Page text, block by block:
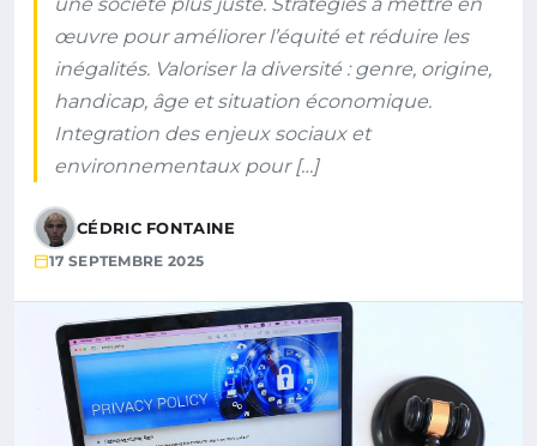
œuvre pour améliorer l’équité et réduire les
inégalités. Valoriser la diversité : genre, origine,
handicap, âge et situation économique.
Integration des enjeux sociaux et
environnementaux pour […]
CÉDRIC FONTAINE
17 SEPTEMBRE 2025